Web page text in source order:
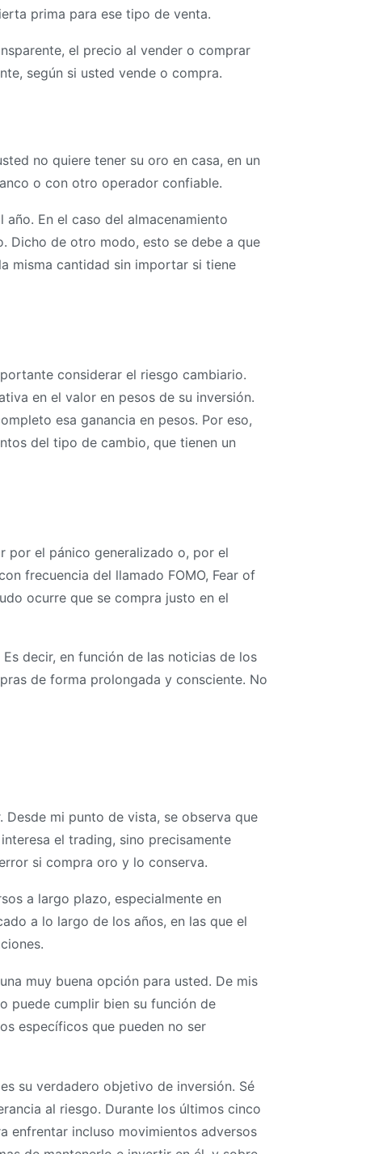
prima para ese tipo de venta.
el precio al vender o comprar
según si usted vende o compra.
no quiere tener su oro en casa, en un
o con otro operador confiable.
En el caso del almacenamiento
Dicho de otro modo, esto se debe a que
misma cantidad sin importar si tiene
considerar el riesgo cambiario.
en el valor en pesos de su inversión.
esa ganancia en pesos. Por eso,
del tipo de cambio, que tienen un
por el pánico generalizado o, por el
frecuencia del llamado FOMO, Fear of
ocurre que se compra justo en el
decir, en función de las noticias de los
de forma prolongada y consciente. No
mi punto de vista, se observa que
el trading, sino precisamente
si compra oro y lo conserva.
a largo plazo, especialmente en
a lo largo de los años, en las que el
muy buena opción para usted. De mis
puede cumplir bien su función de
específicos que pueden no ser
su verdadero objetivo de inversión. Sé
al riesgo. Durante los últimos cinco
enfrentar incluso movimientos adversos